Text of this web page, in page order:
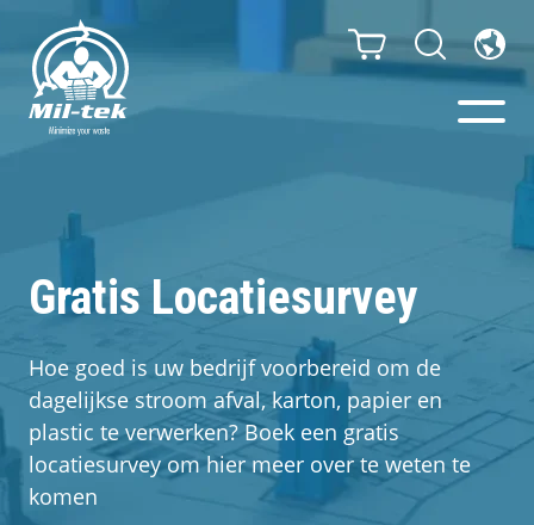
Balenpersen en compactors
Segmenten
Materialen
Klantcases
Gidsen
Gratis Locatiesurvey
Hoe goed is uw bedrijf voorbereid om de
dagelijkse stroom afval, karton, papier en
plastic te verwerken? Boek een gratis
locatiesurvey om hier meer over te weten te
komen